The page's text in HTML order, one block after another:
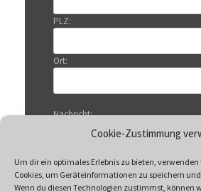
Cookie-Zustimmung
Um dir ein optimales Erlebnis zu bieten,
Cookies, um Geräteinformationen zu speichern
Wenn du diesen Technologien zustimmst, können
PLZ:
Ort:
Nachricht: